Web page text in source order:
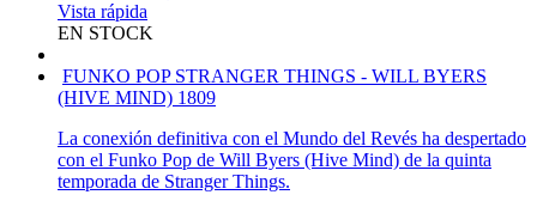
Vista rápida
EN STOCK
FUNKO POP STRANGER THINGS - WILL BYERS
(HIVE MIND) 1809
La conexión definitiva con el Mundo del Revés ha despertado
con el Funko Pop de Will Byers (Hive Mind) de la quinta
temporada de Stranger Things.